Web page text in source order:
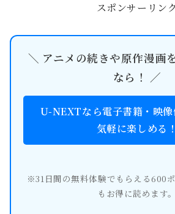
スポンサーリンク
＼ アニメの続きや原作漫画
なら！ ／
U-NEXTなら電子書籍・映
気軽に楽しめる！
※31日間の無料体験でもらえる600
もお得に読めます。